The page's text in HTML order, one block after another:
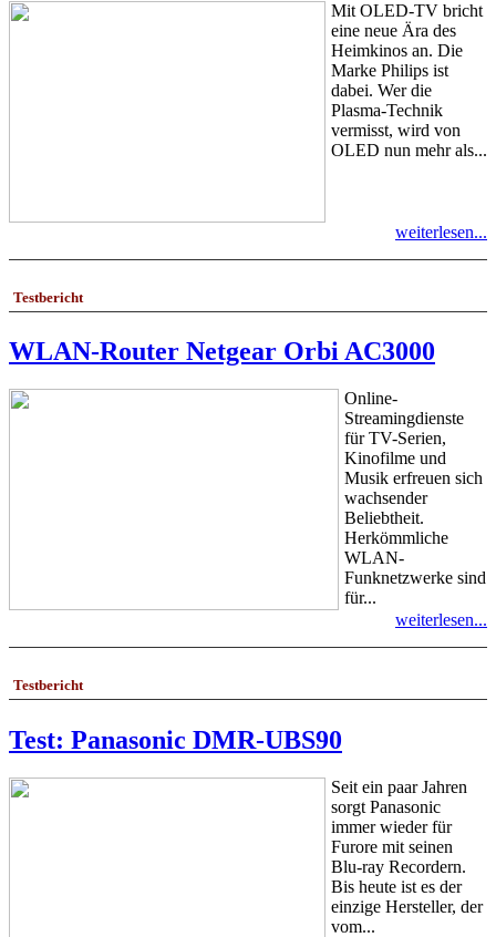
Mit OLED-TV bricht
eine neue Ära des
Heimkinos an. Die
Marke Philips ist
dabei. Wer die
Plasma-Technik
vermisst, wird von
OLED nun mehr als...
weiterlesen...
Testbericht
WLAN-Router Netgear Orbi AC3000
Online-
Streamingdienste
für TV-Serien,
Kinofilme und
Musik erfreuen sich
wachsender
Beliebtheit.
Herkömmliche
WLAN-
Funknetzwerke sind
für...
weiterlesen...
Testbericht
Test: Panasonic DMR-UBS90
Seit ein paar Jahren
sorgt Panasonic
immer wieder für
Furore mit seinen
Blu-ray Recordern.
Bis heute ist es der
einzige Hersteller, der
vom...